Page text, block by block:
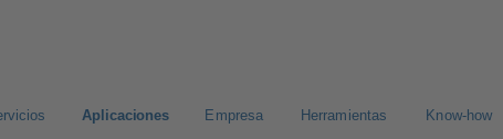
Aplicaciones Empresa Herramientas Know-how